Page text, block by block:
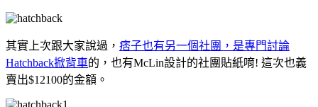
其實上次跟大家說過， 痞子也有另一個社團，是專門討論
Hatchback掀背車的，也有McLin設計的社團貼紙唷! 這次也義
賣出$12100的金額。